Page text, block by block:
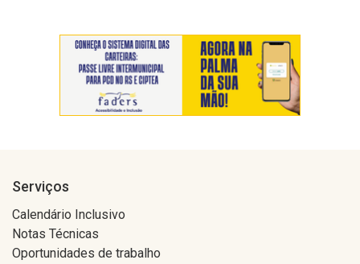
Serviços
Calendário Inclusivo
Notas Técnicas
Oportunidades de trabalho